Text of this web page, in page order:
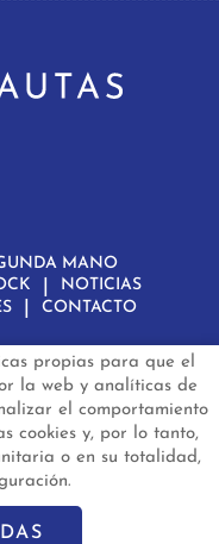
propias para que el
la web y analíticas de
el comportamiento
cookies y, por lo tanto,
o en su totalidad,
MANO
NOTICIAS
CONTACTO
de Datos
de Cookies
por Edina.es